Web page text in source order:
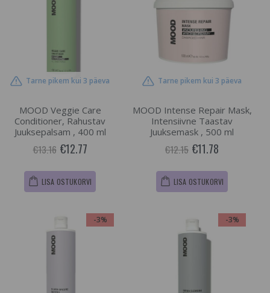
Tarne pikem kui 3 päeva
MOOD Veggie Care
Conditioner, Rahustav
Juuksepalsam , 400 ml
€13.16 €12.77
LISA OSTUKORVI
Tarne pikem kui 3 päeva
MOOD Intense Repair Mask,
Intensiivne Taastav
Juuksemask , 500 ml
€12.15 €11.78
LISA OSTUKORVI
-3% -3%